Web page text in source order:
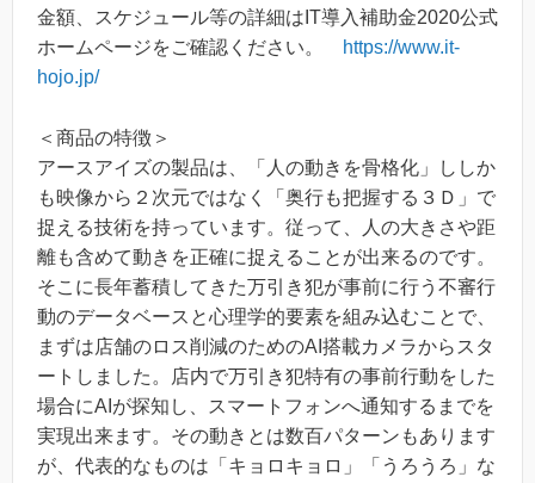
金額、スケジュール等の詳細はIT導入補助金2020公式
ホームページをご確認ください。
https://www.it-
hojo.jp/
＜商品の特徴＞
アースアイズの製品は、「人の動きを骨格化」ししか
も映像から２次元ではなく「奥行も把握する３Ｄ」で
捉える技術を持っています。従って、人の大きさや距
離も含めて動きを正確に捉えることが出来るのです。
そこに長年蓄積してきた万引き犯が事前に行う不審行
動のデータベースと心理学的要素を組み込むことで、
まずは店舗のロス削減のためのAI搭載カメラからスタ
ートしました。店内で万引き犯特有の事前行動をした
場合にAIが探知し、スマートフォンへ通知するまでを
実現出来ます。その動きとは数百パターンもあります
が、代表的なものは「キョロキョロ」「うろうろ」な